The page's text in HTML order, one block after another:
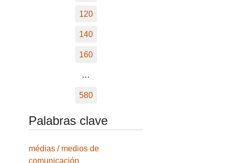
120
140
160
…
580
Palabras clave
médias / medios de
comunicación